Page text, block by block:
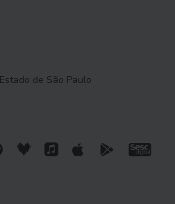
de São Paulo